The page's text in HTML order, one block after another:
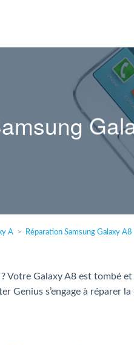
A Réparation Samsung Galaxy A8
Votre Galaxy A8 est tombé
Genius s’engage à réparer